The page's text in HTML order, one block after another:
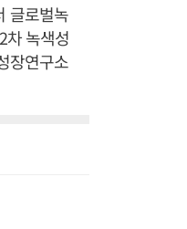
글로벌녹
차 녹색성
장연구소